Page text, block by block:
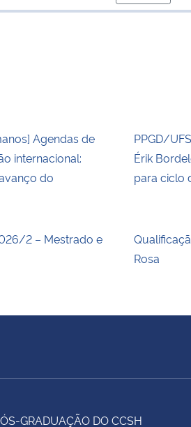
para área
Agendas de
internacional:
do
PPGD/
Érik
para ciclo
2 – Mestrado e
Rosa
GRADUAÇÃO DO CCSH